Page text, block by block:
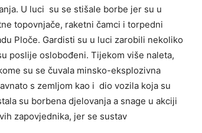
U luci su se stišale borbe jer su u
topovnjače, raketni čamci i torpedni
Ploče. Gardisti su u luci zarobili nekoliko
poslije oslobođeni. Tijekom više naleta,
su se čuvala minsko-eksplozivna
s zemljom kao i dio vozila koja su
su borbena djelovanja a snage u akciji
zapovjednika, jer se sustav